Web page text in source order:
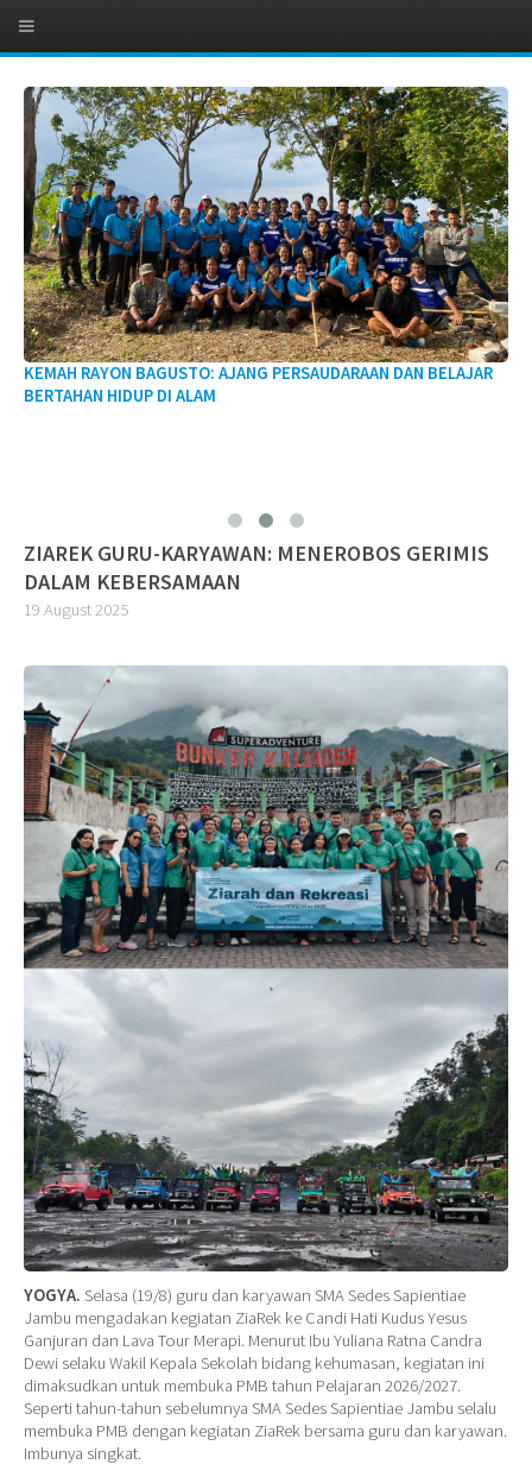
KEMAH RAYON BAGUSTO: AJANG PERSAUDARAAN DAN BELAJAR
BERTAHAN HIDUP DI ALAM
ZIAREK GURU-KARYAWAN: MENEROBOS GERIMIS
DALAM KEBERSAMAAN
19 August 2025
YOGYA. Selasa (19/8) guru dan karyawan SMA Sedes Sapientiae
Jambu mengadakan kegiatan ZiaRek ke Candi Hati Kudus Yesus
Ganjuran dan Lava Tour Merapi. Menurut Ibu Yuliana Ratna Candra
Dewi selaku Wakil Kepala Sekolah bidang kehumasan, kegiatan ini
dimaksudkan untuk membuka PMB tahun Pelajaran 2026/2027.
Seperti tahun-tahun sebelumnya SMA Sedes Sapientiae Jambu selalu
membuka PMB dengan kegiatan ZiaRek bersama guru dan karyawan.
Imbunya singkat.